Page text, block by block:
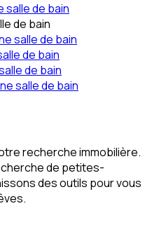
salle de bain
de bain
salle de bain
de bain
de bain
salle de bain
recherche immobilière.
de petites-
des outils pour vous